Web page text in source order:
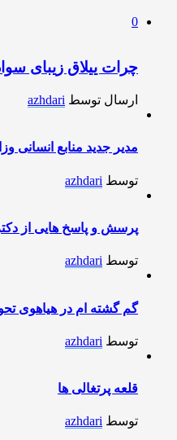
0
چرات ییلاق زیبای
ارسال توسط azhdari
مدیر جدید منابع انسانی
توسط azhdari
پرسش و پاسخ هایی از
توسط azhdari
گم گشته ام در هیاهوی
توسط azhdari
قلعه پرتغالی ها
توسط azhdari